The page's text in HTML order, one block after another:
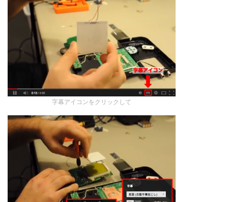
字幕アイコンをクリックして